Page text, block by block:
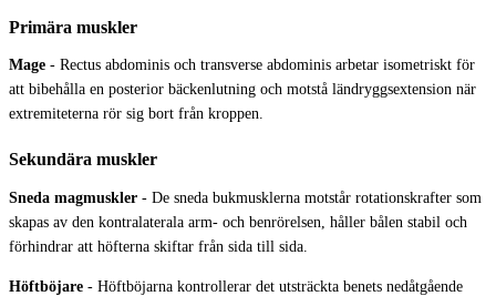
Primära muskler
Mage - Rectus abdominis och transverse abdominis arbetar isometriskt för
att bibehålla en posterior bäckenlutning och motstå ländryggsextension när
extremiteterna rör sig bort från kroppen.
Sekundära muskler
Sneda magmuskler - De sneda bukmusklerna motstår rotationskrafter som
skapas av den kontralaterala arm- och benrörelsen, håller bålen stabil och
förhindrar att höfterna skiftar från sida till sida.
Höftböjare - Höftböjarna kontrollerar det utsträckta benets nedåtgående